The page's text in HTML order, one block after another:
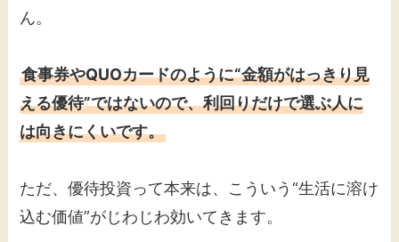
ん。
食事券やQUOカードのように“金額がはっきり見
える優待”ではないので、利回りだけで選ぶ人に
は向きにくいです。
ただ、優待投資って本来は、こういう“生活に溶け
込む価値”がじわじわ効いてきます。